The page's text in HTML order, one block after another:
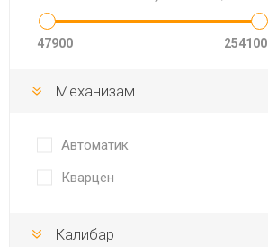
DOXA
LORUS
47900 254100
Механизам
Автоматик
Кварцен
Калибар